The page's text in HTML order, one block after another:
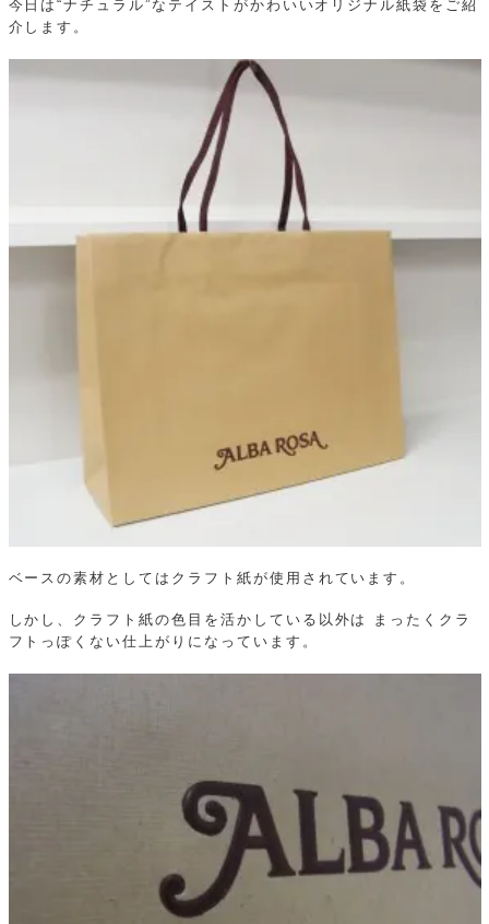
今日は“ナチュラル”なテイストがかわいいオリジナル紙袋をご紹
介します。
ベースの素材としてはクラフト紙が使用されています。
しかし、クラフト紙の色目を活かしている以外は
まったくクラ
フトっぽくない仕上がりになっています。